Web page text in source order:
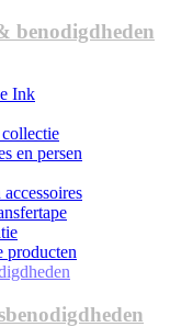
benodigdheden
Ink
en persen
producten